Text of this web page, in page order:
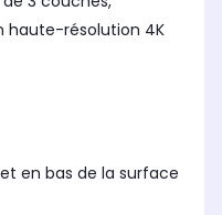
haute-résolution 4K
en bas de la surface